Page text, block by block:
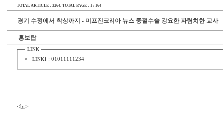
TOTAL ARTICLE : 3264, TOTAL PAGE : 1 / 164
경기 수정에서 착상까지 - 미프진코리아 뉴스 중절수술 강요한 파렴치한 교사
홍보탑
LINK
LINK1 :01011111234
<br>